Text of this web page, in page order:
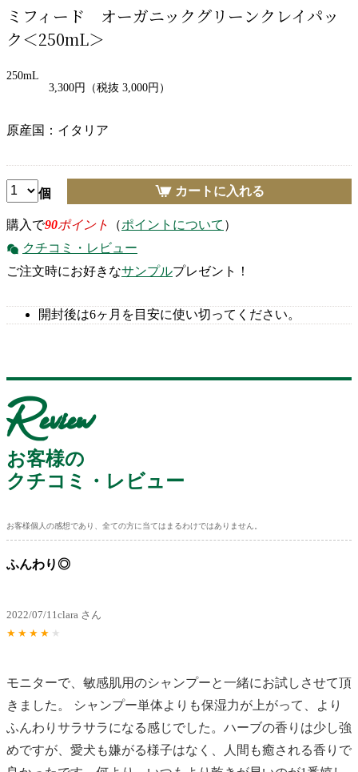
ミフィード オーガニックグリーンクレイパッ
ク＜250mL＞
250mL
3,300円
（税抜 3,000円）
原産国：イタリア
個 カートに入れる
購入で90ポイント （ポイントについて ）
クチコミ・レビュー
ご注文時にお好きなサンプルプレゼント！
開封後は6ヶ月を目安に使い切ってください。
Review
お客様の
クチコミ・レビュー
お客様個人の感想であり、全ての方に当てはまるわけではありません。
ふんわり◎
2022/07/11clara さん
★ ★ ★ ★ ★
モニターで、敏感肌用のシャンプーと一緒にお試しさせて頂
きました。 シャンプー単体よりも保湿力が上がって、より
ふんわりサラサラになる感じでした。ハーブの香りは少し強
めですが、愛犬も嫌がる様子はなく、人間も癒される香りで